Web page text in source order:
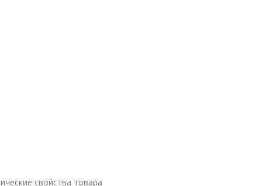
свойства товара